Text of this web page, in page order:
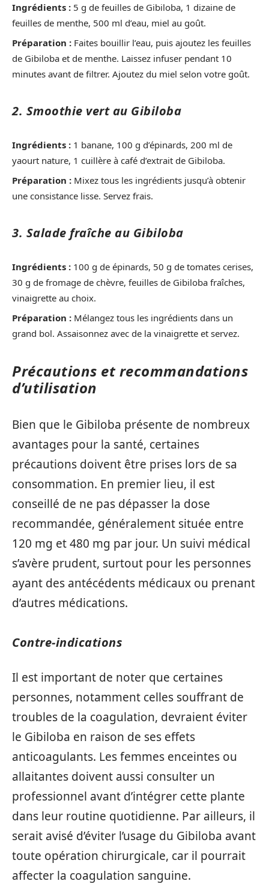
Ingrédients : 5 g de feuilles de Gibiloba, 1 dizaine de
feuilles de menthe, 500 ml d’eau, miel au goût.
Préparation : Faites bouillir l’eau, puis ajoutez les feuilles
de Gibiloba et de menthe. Laissez infuser pendant 10
minutes avant de filtrer. Ajoutez du miel selon votre goût.
2. Smoothie vert au Gibiloba
Ingrédients : 1 banane, 100 g d’épinards, 200 ml de
yaourt nature, 1 cuillère à café d’extrait de Gibiloba.
Préparation : Mixez tous les ingrédients jusqu’à obtenir
une consistance lisse. Servez frais.
3. Salade fraîche au Gibiloba
Ingrédients : 100 g de épinards, 50 g de tomates cerises,
30 g de fromage de chèvre, feuilles de Gibiloba fraîches,
vinaigrette au choix.
Préparation : Mélangez tous les ingrédients dans un
grand bol. Assaisonnez avec de la vinaigrette et servez.
Précautions et recommandations
d’utilisation
Bien que le Gibiloba présente de nombreux
avantages pour la santé, certaines
précautions doivent être prises lors de sa
consommation. En premier lieu, il est
conseillé de ne pas dépasser la dose
recommandée, généralement située entre
120 mg et 480 mg par jour. Un suivi médical
s’avère prudent, surtout pour les personnes
ayant des antécédents médicaux ou prenant
d’autres médications.
Contre-indications
Il est important de noter que certaines
personnes, notamment celles souffrant de
troubles de la coagulation, devraient éviter
le Gibiloba en raison de ses effets
anticoagulants. Les femmes enceintes ou
allaitantes doivent aussi consulter un
professionnel avant d’intégrer cette plante
dans leur routine quotidienne. Par ailleurs, il
serait avisé d’éviter l’usage du Gibiloba avant
toute opération chirurgicale, car il pourrait
affecter la coagulation sanguine.